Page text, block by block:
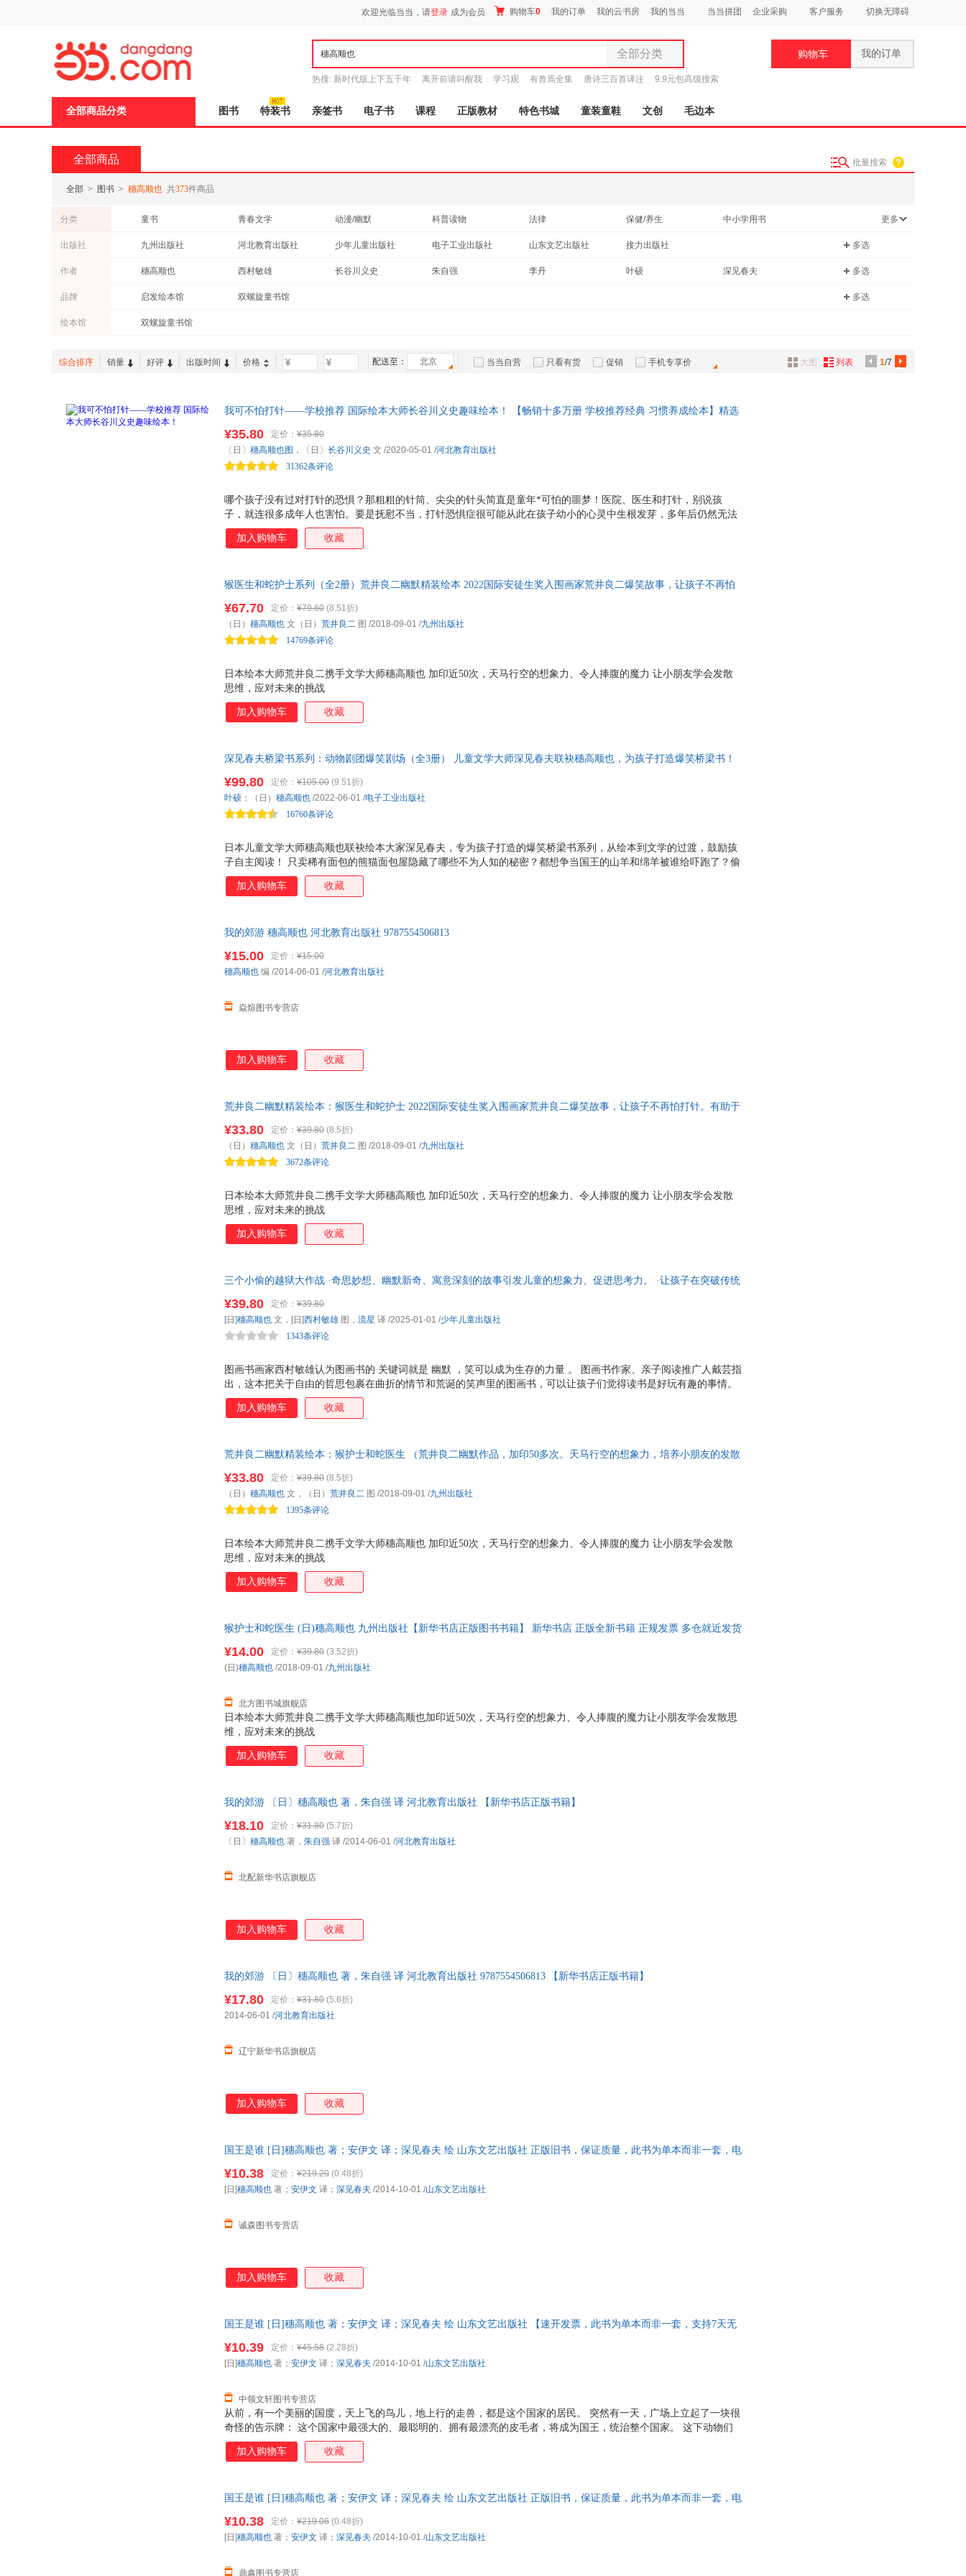
欢迎光临当当，请登录 成为会员 购物车0 我的订单 我的云书房 我的当当 当当拼团 企业采购 客户服务 切换无障碍
全部分类
全部分类
图书
电子书
玩具
童装童鞋
家居日用
运动户外
食品
热搜: 新时代版上下五千年 离开前请叫醒我 学习观 有兽焉全集 唐诗三百首译注
9.9元包高级搜索
购物车 我的订单
全部商品分类 图书 特装书 亲签书 电子书 课程 正版教材 特色书城 童装童鞋 文创 毛边本
全部商品 批量搜索
全部 > 图书 > 穗高顺也 共373件商品
分类 童书 青春文学 动漫/幽默 科普读物 法律 保健/养生
中小学用书
文学
医学 考试 港台圖書 艺术 教材
更多
出版社 九州出版社 河北教育出版社 少年儿童出版社 电子工业出版社 山东文艺出版社 接力出版社 多选
作者 穗高顺也 西村敏雄 长谷川义史 朱自强 李丹 叶硕 深见春夫 多选
品牌 启发绘本馆 双螺旋童书馆 多选
绘本馆 双螺旋童书馆
综合排序 销量 好评 出版时间 价格 - 配送至： 北京 当当自营 只看有货 促销 手机专享价 1/7
大图 列表
我可不怕打针——学校推荐 国际绘本大师长谷川义史趣味绘本！ 【畅销十多万册 学校推荐经典 习惯养成绘本】精选
学讲，就用这本书，互动性很好，孩子们非常喜欢！
哪个孩子没有过对打针的恐惧？那粗粗的针筒、尖尖的针头简直是童年*可怕的噩梦！医院、医生和打针，别说孩
子，就连很多成年人也害怕。要是抚慰不当，打针恐惧症很可能从此在孩子幼小的心灵中生根发芽，多年后仍然无法
摆脱阴影。你看，故事中的 我 今天也必须得打针。打针好疼，打针好可怕！这可怎么办啊？要是有打针不疼的国
家，就好了 著名儿童文学作家穗高顺也、当红绘本作家长谷川义史联袂创作的精彩作品，惹人爆笑的故事，令人惊艳
¥35.80 定价： ¥35.80
31362条评论
〔日〕 穗高顺也图 ，〔日〕 长谷川义史 文 /2020-05-01 /河北教育出版社
加入购物车 收藏
猴医生和蛇护士系列（全2册）荒井良二幽默精装绘本 2022国际安徒生奖入围画家荒井良二爆笑故事，让孩子不再怕
日本绘本大师荒井良二携手文学大师穗高顺也 加印近50次，天马行空的想象力、令人捧腹的魔力 让小朋友学会发散
思维，应对未来的挑战
¥67.70 定价： ¥79.60 (8.51折)
14769条评论
（日） 穗高顺也 文（日） 荒井良二 图 /2018-09-01 /九州出版社
加入购物车 收藏
深见春夫桥梁书系列：动物剧团爆笑剧场（全3册） 儿童文学大师深见春夫联袂穗高顺也，为孩子打造爆笑桥梁书！
局引发孩子主动思考，收获成长的勇气与力量
日本儿童文学大师穗高顺也联袂绘本大家深见春夫，专为孩子打造的爆笑桥梁书系列，从绘本到文学的过渡，鼓励孩
子自主阅读！ 只卖稀有面包的熊猫面包屋隐藏了哪些不为人知的秘密？都想争当国王的山羊和绵羊被谁给吓跑了？偷
梦的蒙面龟如何帮可怕的狼改演童话？搬好小板凳，让人捧腹大笑的动物剧团爆笑剧场开演啦！ 故事新颖、不落俗
套，情节幽默荒诞、脑洞大开，画风稚拙浑然、充满童趣，点亮孩子心中的奇思妙想，让孩子在哈哈大笑中激发想象
¥99.80 定价： ¥105.00 (9.51折)
16760条评论
叶硕 ；（日） 穗高顺也 /2022-06-01 /电子工业出版社
加入购物车 收藏
我的郊游 穗高顺也 河北教育出版社 9787554506813
¥15.00 定价： ¥15.00
焱煊图书专营店
穗高顺也 编 /2014-06-01 /河北教育出版社
加入购物车 收藏
荒井良二幽默精装绘本：猴医生和蛇护士 2022国际安徒生奖入围画家荒井良二爆笑故事，让孩子不再怕打针。有助于
日本绘本大师荒井良二携手文学大师穗高顺也 加印近50次，天马行空的想象力、令人捧腹的魔力 让小朋友学会发散
思维，应对未来的挑战
¥33.80 定价： ¥39.80 (8.5折)
3672条评论
（日） 穗高顺也 文（日） 荒井良二 图 /2018-09-01 /九州出版社
加入购物车 收藏
三个小偷的越狱大作战 ·奇思妙想、幽默新奇、寓意深刻的故事引发儿童的想象力、促进思考力。 ·让孩子在突破传统
图画书画家西村敏雄认为图画书的 关键词就是 幽默 ，笑可以成为生存的力量 。 图画书作家、亲子阅读推广人戴芸指
出，这本把关于自由的哲思包裹在曲折的情节和荒诞的笑声里的图画书，可以让孩子们觉得读书是好玩有趣的事情。
让孩子成为小小哲学家，畅谈自由的相对性、罪与罚、想象力的重要、尝试的意义与风险吧！
¥39.80 定价： ¥39.80
1343条评论
[日]穗高顺也 文，[日]西村敏雄 图， 流星 译 /2025-01-01 /少年儿童出版社
加入购物车 收藏
荒井良二幽默精装绘本：猴护士和蛇医生 （荒井良二幽默作品，加印50多次。天马行空的想象力，培养小朋友的发散
日本绘本大师荒井良二携手文学大师穗高顺也 加印近50次，天马行空的想象力、令人捧腹的魔力 让小朋友学会发散
思维，应对未来的挑战
¥33.80 定价： ¥39.80 (8.5折)
1395条评论
（日） 穗高顺也 文，（日） 荒井良二 图 /2018-09-01 /九州出版社
加入购物车 收藏
猴护士和蛇医生 (日)穗高顺也 九州出版社【新华书店正版图书书籍】 新华书店 正版全新书籍 正规发票 多仓就近发货
日本绘本大师荒井良二携手文学大师穗高顺也加印近50次，天马行空的想象力、令人捧腹的魔力让小朋友学会发散思
维，应对未来的挑战
¥14.00 定价： ¥39.80 (3.52折)
北方图书城旗舰店
(日)穗高顺也 /2018-09-01 /九州出版社
加入购物车 收藏
我的郊游 〔日〕穗高顺也 著，朱自强 译 河北教育出版社 【新华书店正版书籍】
¥18.10 定价： ¥31.80 (5.7折)
北配新华书店旗舰店
〔日〕 穗高顺也 著， 朱自强 译 /2014-06-01 /河北教育出版社
加入购物车 收藏
我的郊游 〔日〕穗高顺也 著，朱自强 译 河北教育出版社 9787554506813 【新华书店正版书籍】
¥17.80 定价： ¥31.80 (5.6折)
辽宁新华书店旗舰店
2014-06-01 /河北教育出版社
加入购物车 收藏
国王是谁 [日]穗高顺也 著；安伊文 译；深见春夫 绘 山东文艺出版社 正版旧书，保证质量，此书为单本而非一套，电
¥10.38 定价： ¥219.20 (0.48折)
诚森图书专营店
[日]穗高顺也 著； 安伊文 译； 深见春夫 /2014-10-01 /山东文艺出版社
加入购物车 收藏
国王是谁 [日]穗高顺也 著；安伊文 译；深见春夫 绘 山东文艺出版社 【速开发票，此书为单本而非一套，支持7天无
从前，有一个美丽的国度，天上飞的鸟儿，地上行的走兽，都是这个国家的居民。 突然有一天，广场上立起了一块很
奇怪的告示牌： 这个国家中最强大的、最聪明的、拥有最漂亮的皮毛者，将成为国王，统治整个国家。 这下动物们
可伤透了脑筋，到底谁才能成为国王呢？
¥10.39 定价： ¥45.58 (2.28折)
中领文轩图书专营店
[日]穗高顺也 著； 安伊文 译； 深见春夫 /2014-10-01 /山东文艺出版社
加入购物车 收藏
国王是谁 [日]穗高顺也 著；安伊文 译；深见春夫 绘 山东文艺出版社 正版旧书，保证质量，此书为单本而非一套，电
¥10.38 定价： ¥219.06 (0.48折)
鼎鑫图书专营店
[日]穗高顺也 著； 安伊文 译； 深见春夫 /2014-10-01 /山东文艺出版社
页